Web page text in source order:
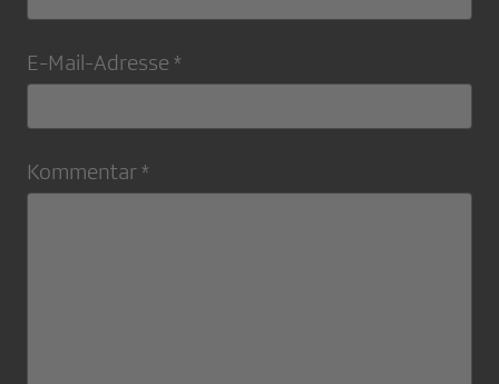
E-Mail-Adresse *
Kommentar *